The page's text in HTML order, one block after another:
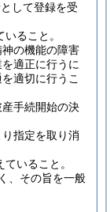
して登録を受
ること。
神の機能の障害
適正に行うに
適切に行うこ
産手続開始の決
指定を取り消
いること。
、その旨を一般